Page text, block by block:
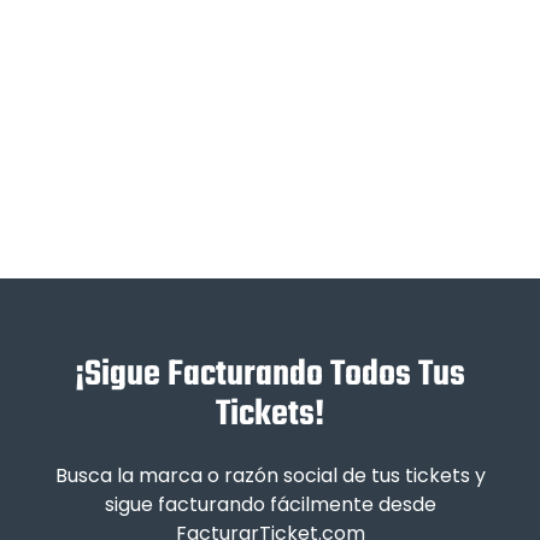
¡Sigue Facturando Todos Tus
Tickets!
Busca la marca o razón social de tus tickets y
sigue facturando fácilmente desde
FacturarTicket.com